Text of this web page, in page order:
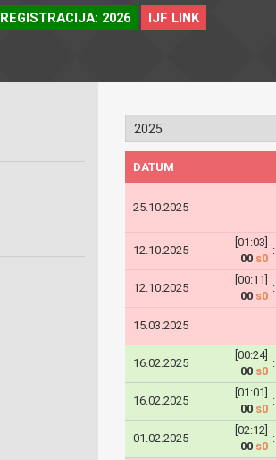
REGISTRACIJA: 2026
IJF LINK
DATUM
25.10.2025
12.10.2025
[01:03]
00 s0
:
12.10.2025
[00:11]
00 s0
:
15.03.2025
16.02.2025
[00:24]
00 s0
:
16.02.2025
[01:01]
00 s0
:
01.02.2025
[02:12]
00 s0
: